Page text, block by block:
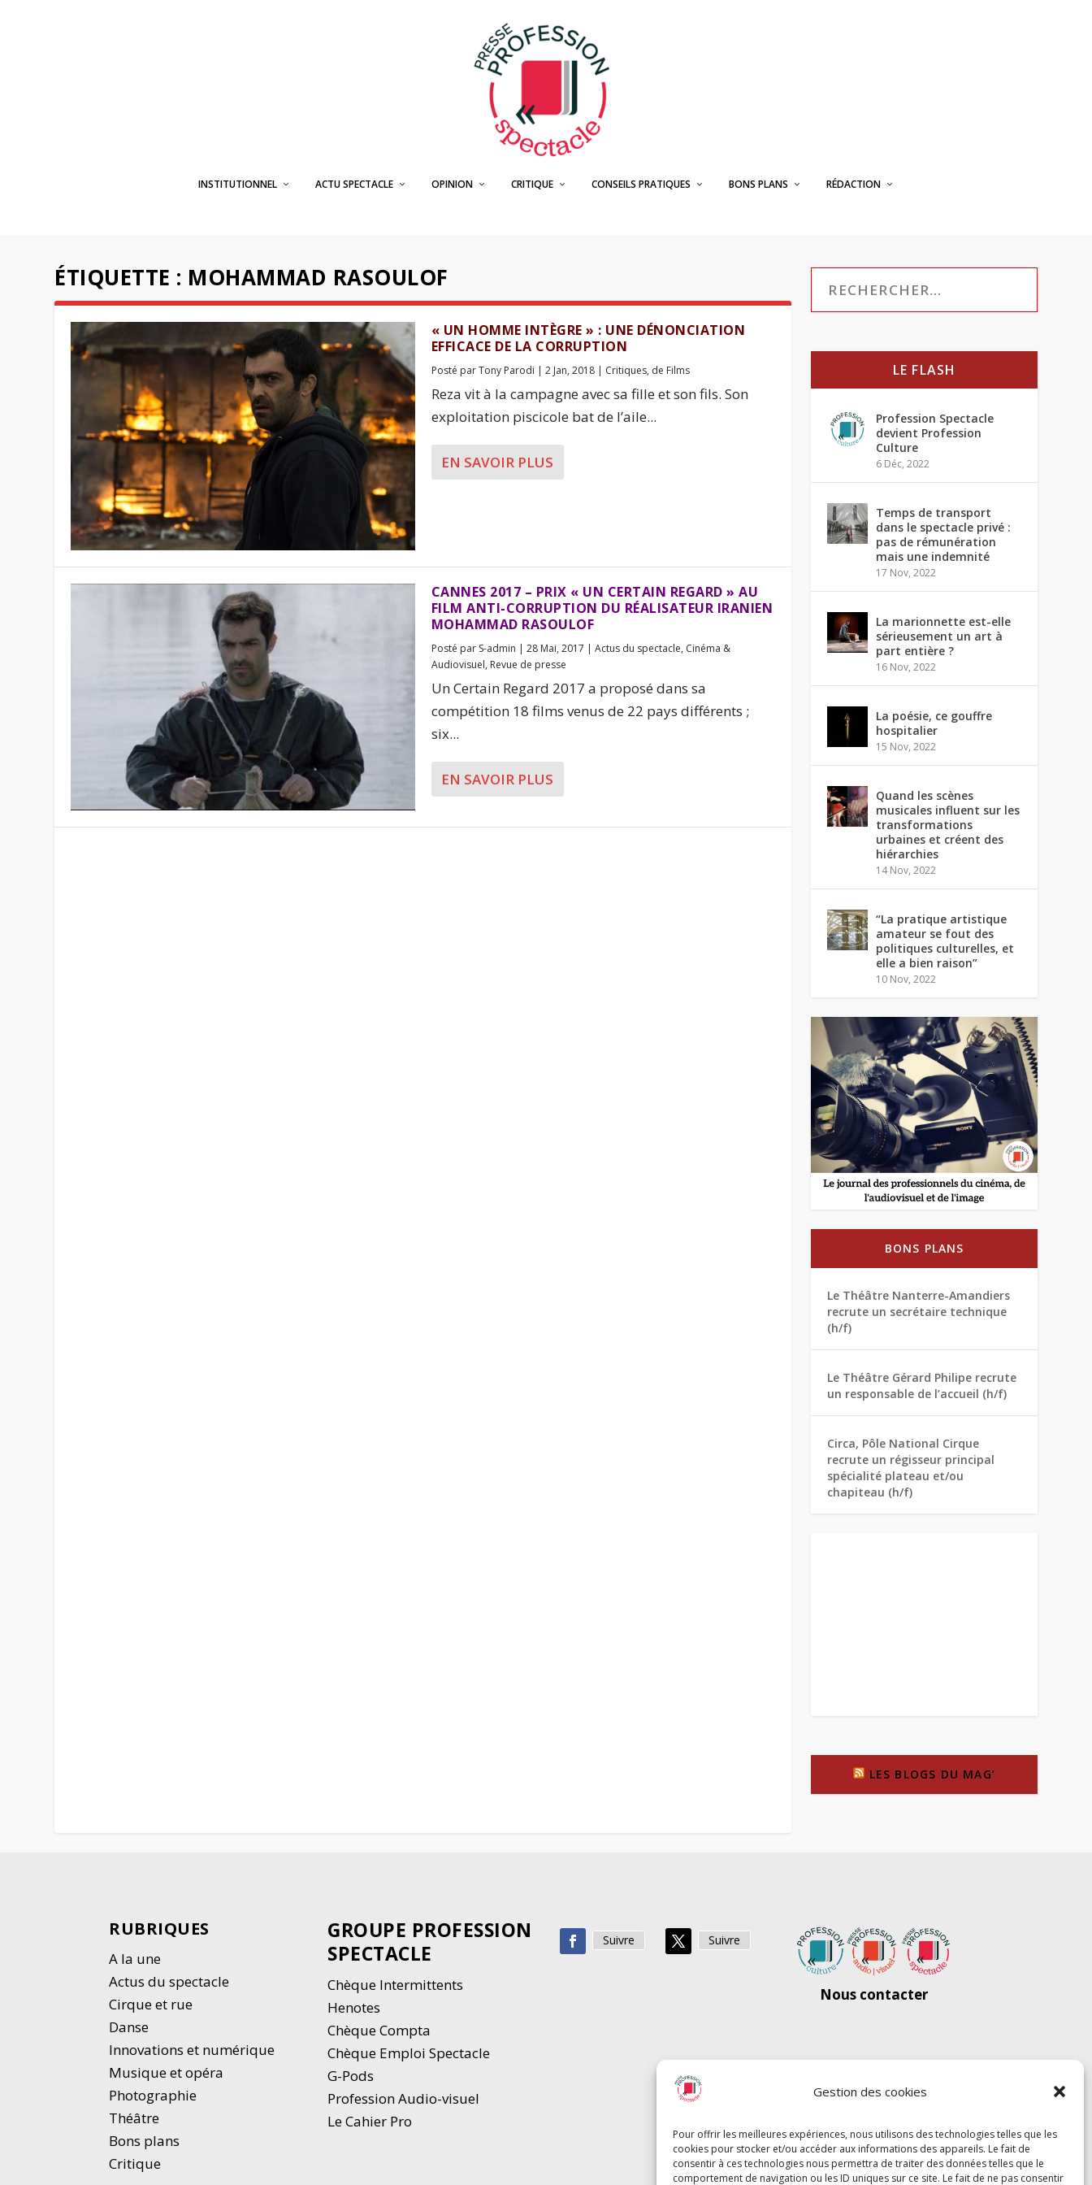
Gestion des cookies
Pour offrir les meilleures expériences, nous utilisons des technologies telles que les
cookies pour stocker et/ou accéder aux informations des appareils. Le fait de
consentir à ces technologies nous permettra de traiter des données telles que le
comportement de navigation ou les ID uniques sur ce site. Le fait de ne pas consentir
INSTITUTIONNEL ACTU SPECTACLE OPINION CRITIQUE CONSEILS PRATIQUES BONS PLANS RÉDACTION
ÉTIQUETTE : MOHAMMAD RASOULOF
« UN HOMME INTÈGRE » : UNE DÉNONCIATION
EFFICACE DE LA CORRUPTION
Posté parTony Parodi | 2 Jan, 2018| Critiques, de Films
Reza vit à la campagne avec sa fille et son fils. Son
exploitation piscicole bat de l’aile...
EN SAVOIR PLUS
CANNES 2017 – PRIX « UN CERTAIN REGARD » AU
FILM ANTI-CORRUPTION DU RÉALISATEUR IRANIEN
MOHAMMAD RASOULOF
Posté par S-admin | 28 Mai, 2017 | Actus du spectacle, Cinéma &
Audiovisuel, Revue de presse
Un Certain Regard 2017 a proposé dans sa
compétition 18 films venus de 22 pays différents ;
six...
EN SAVOIR PLUS
LE FLASH
Profession Spectacle
devient Profession
Culture
6 Déc, 2022
Temps de transport
dans le spectacle privé :
pas de rémunération
mais une indemnité
17 Nov, 2022
La marionnette est-elle
sérieusement un art à
part entière ?
16 Nov, 2022
La poésie, ce gouffre
hospitalier
15 Nov, 2022
Quand les scènes
musicales influent sur les
transformations
urbaines et créent des
hiérarchies
14 Nov, 2022
“La pratique artistique
amateur se fout des
politiques culturelles, et
elle a bien raison”
10 Nov, 2022
BONS PLANS
Le Théâtre Nanterre-Amandiers
recrute un secrétaire technique
(h/f)
Le Théâtre Gérard Philipe recrute
un responsable de l’accueil (h/f)
Circa, Pôle National Cirque
recrute un régisseur principal
spécialité plateau et/ou
chapiteau (h/f)
LES BLOGS DU MAG’
RUBRIQUES
A la une
Actus du spectacle
Cirque et rue
Danse
Innovations et numérique
Musique et opéra
Photographie
Théâtre
Bons plans
Critique
GROUPE PROFESSION
SPECTACLE
Chèque Intermittents
Henotes
Chèque Compta
Chèque Emploi Spectacle
G-Pods
Profession Audio-visuel
Le Cahier Pro
Suivre Suivre
Nous contacter